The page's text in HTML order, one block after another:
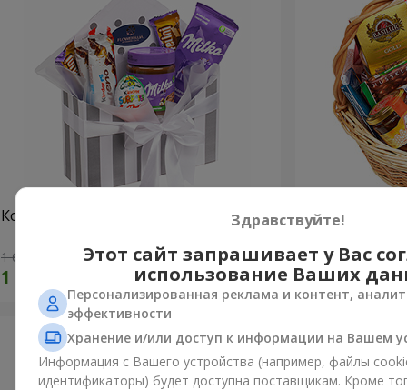
Композиция "Сладкая нежность"
1 666 грн Заказать
Подарочная
5 249 грн
Здравствуйте!
Этот сайт запрашивает у Вас
использование Ваших
Персонализированная реклама и контент,
эффективности
Хранение и/или доступ к информации на Вашем
Информация с Вашего устройства (например, файлы
идентификаторы) будет доступна поставщикам. Кроме